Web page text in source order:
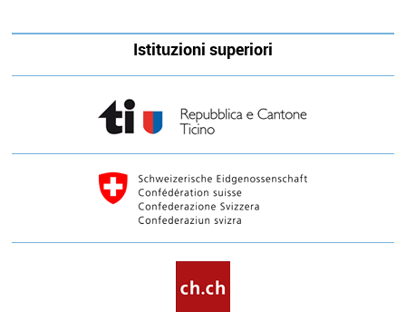
Istituzioni superiori